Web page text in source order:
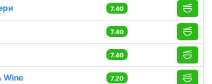
7.40
7.40
7.40
Wine 7.20